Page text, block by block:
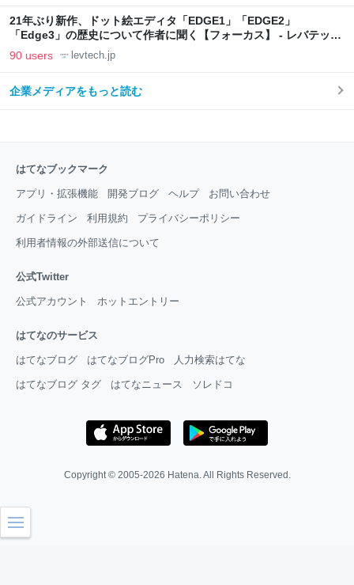
21年ぶり新作、ドット絵エディタ「EDGE1」「EDGE2」
「Edge3」の歴史について作者に聞く【フォーカス】 - レバテック
LAB
90 users levtech.jp
企業メディアをもっと読む
はてなブックマーク
アプリ・拡張機能 開発ブログ ヘルプ お問い合わせ
ガイドライン 利用規約 プライバシーポリシー
利用者情報の外部送信について
公式Twitter
公式アカウント ホットエントリー
はてなのサービス
はてなブログ はてなブログPro 人力検索はてな
はてなブログ タグ はてなニュース ソレドコ
Copyright © 2005-2026 Hatena. All Rights Reserved.